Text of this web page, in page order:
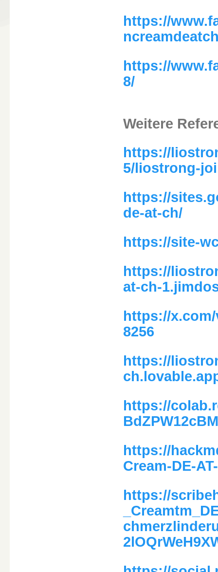
https://
https://
8/
Weitere
https://
5/liostrong-
https://
de-at-ch/
https://site-
https://
at-ch-
https://x.com/
8256
https://
https://
https://
Cream-DE-
https://